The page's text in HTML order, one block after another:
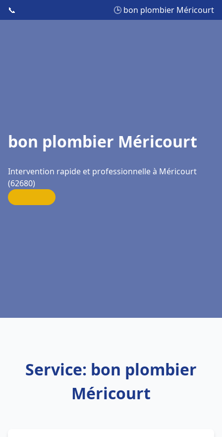
📞 🕒 bon plombier Méricourt
bon plombier Méricourt
Intervention rapide et professionnelle à Méricourt
(62680)
Service: bon plombier
Méricourt